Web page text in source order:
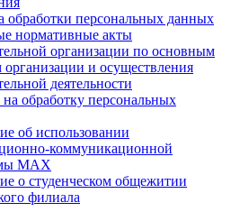
обработки персональных данных
нормативные акты
организации по основным
организации и осуществления
деятельности
на обработку персональных
об использовании
коммуникационной
MAX
о студенческом общежитии
филиала